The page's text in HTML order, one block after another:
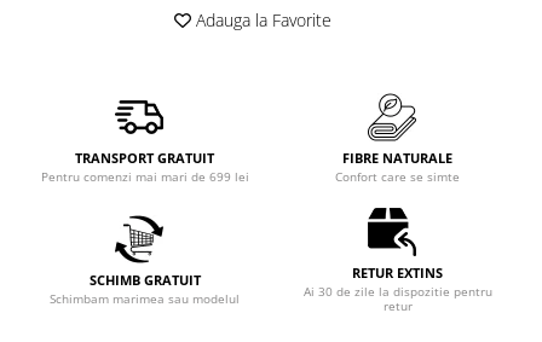
Adauga la Favorite
TRANSPORT GRATUIT
Pentru comenzi mai mari de 699 lei
FIBRE NATURALE
Confort care se simte
SCHIMB GRATUIT
Schimbam marimea sau modelul
RETUR EXTINS
Ai 30 de zile la dispozitie pentru
retur